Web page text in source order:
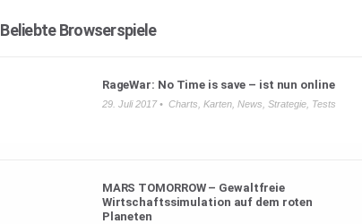
Beliebte Browserspiele
RageWar: No Time is save – ist nun online
29. Juli 2017 • Charts Karten, News Strategie, Tests
MARS TOMORROW – Gewaltfreie
Wirtschaftssimulation auf dem roten
Planeten